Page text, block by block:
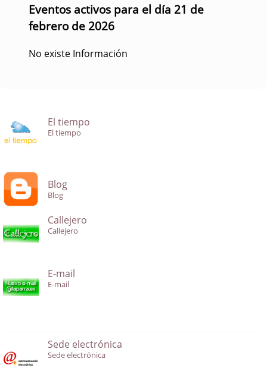
Eventos activos para el día 21 de
febrero de 2026
No existe Información
El tiempo
El tiempo
Blog
Blog
Callejero
Callejero
E-mail
E-mail
Sede electrónica
Sede electrónica